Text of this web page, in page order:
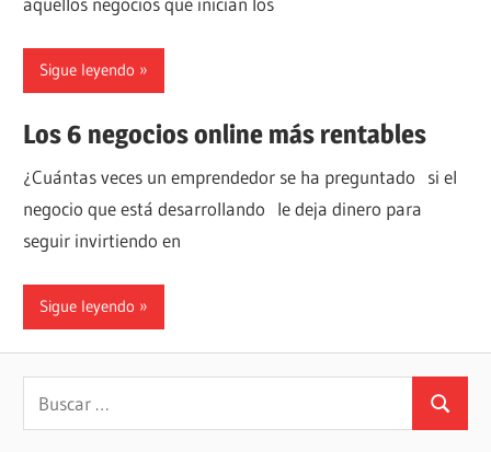
Sigue leyendo
Los 6 negocios online más rentables
¿Cuántas veces un emprendedor se ha preguntado si el
negocio que está desarrollando le deja dinero para
seguir invirtiendo en
Sigue leyendo
Buscar:
Buscar